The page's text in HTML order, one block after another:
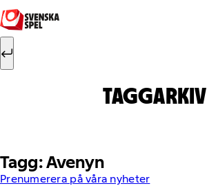
Hoppa till innehåll
Sök efter:
TAGGARKIV
Tagg: Avenyn
Prenumerera på våra nyheter